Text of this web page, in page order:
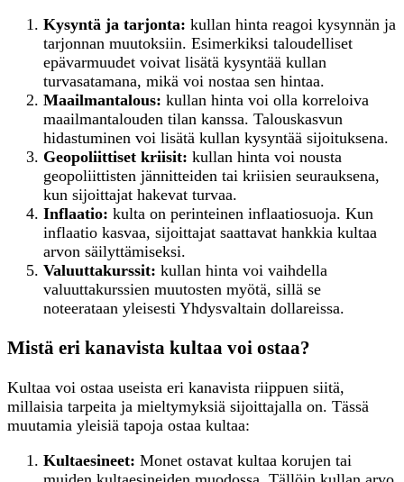
Kysyntä ja tarjonta: kullan hinta reagoi kysynnän ja
tarjonnan muutoksiin. Esimerkiksi taloudelliset
epävarmuudet voivat lisätä kysyntää kullan
turvasatamana, mikä voi nostaa sen hintaa.
Maailmantalous: kullan hinta voi olla korreloiva
maailmantalouden tilan kanssa. Talouskasvun
hidastuminen voi lisätä kullan kysyntää sijoituksena.
Geopoliittiset kriisit: kullan hinta voi nousta
geopoliittisten jännitteiden tai kriisien seurauksena,
kun sijoittajat hakevat turvaa.
Inflaatio: kulta on perinteinen inflaatiosuoja. Kun
inflaatio kasvaa, sijoittajat saattavat hankkia kultaa
arvon säilyttämiseksi.
Valuuttakurssit: kullan hinta voi vaihdella
valuuttakurssien muutosten myötä, sillä se
noteerataan yleisesti Yhdysvaltain dollareissa.
Mistä eri kanavista kultaa voi ostaa?
Kultaa voi ostaa useista eri kanavista riippuen siitä,
millaisia tarpeita ja mieltymyksiä sijoittajalla on. Tässä
muutamia yleisiä tapoja ostaa kultaa:
Kultaesineet: Monet ostavat kultaa korujen tai